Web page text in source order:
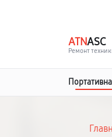
ATNASC
Ремонт